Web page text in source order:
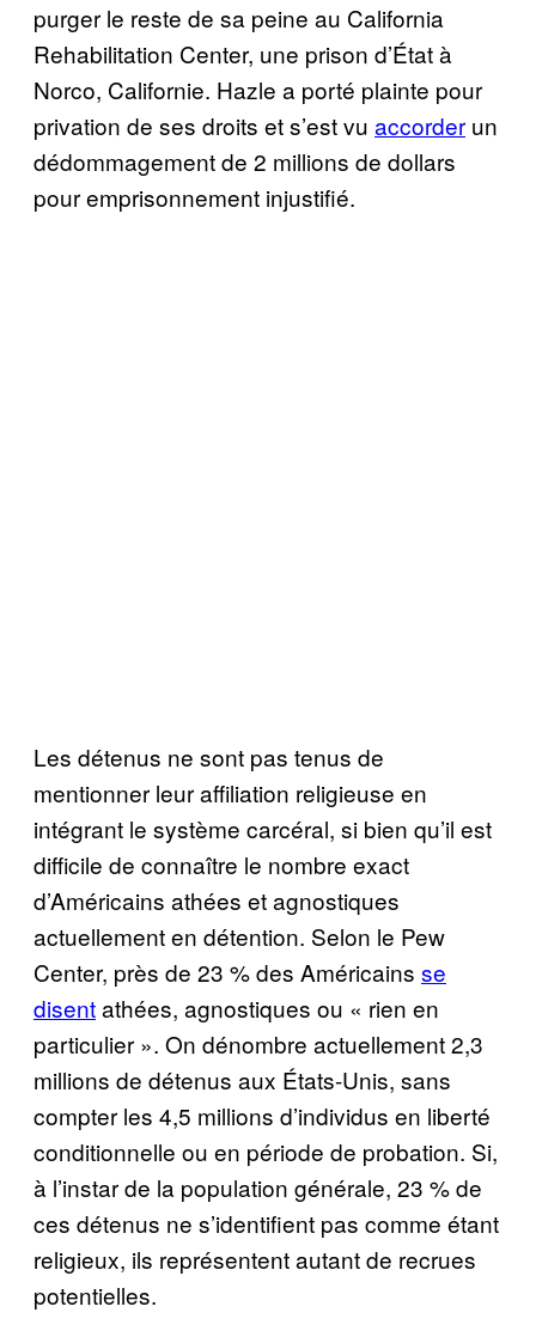
purger le reste de sa peine au California
Rehabilitation Center, une prison d’État à
Norco, Californie. Hazle a porté plainte pour
privation de ses droits et s’est vu accorder un
dédommagement de 2 millions de dollars
pour emprisonnement injustifié.
Les détenus ne sont pas tenus de
mentionner leur affiliation religieuse en
intégrant le système carcéral, si bien qu’il est
difficile de connaître le nombre exact
d’Américains athées et agnostiques
actuellement en détention. Selon le Pew
Center, près de 23 % des Américains se
disentathées, agnostiques ou « rien en
particulier ». On dénombre actuellement 2,3
millions de détenus aux États-Unis, sans
compter les 4,5 millions d’individus en liberté
conditionnelle ou en période de probation. Si,
à l’instar de la population générale, 23 % de
ces détenus ne s’identifient pas comme étant
religieux, ils représentent autant de recrues
potentielles.